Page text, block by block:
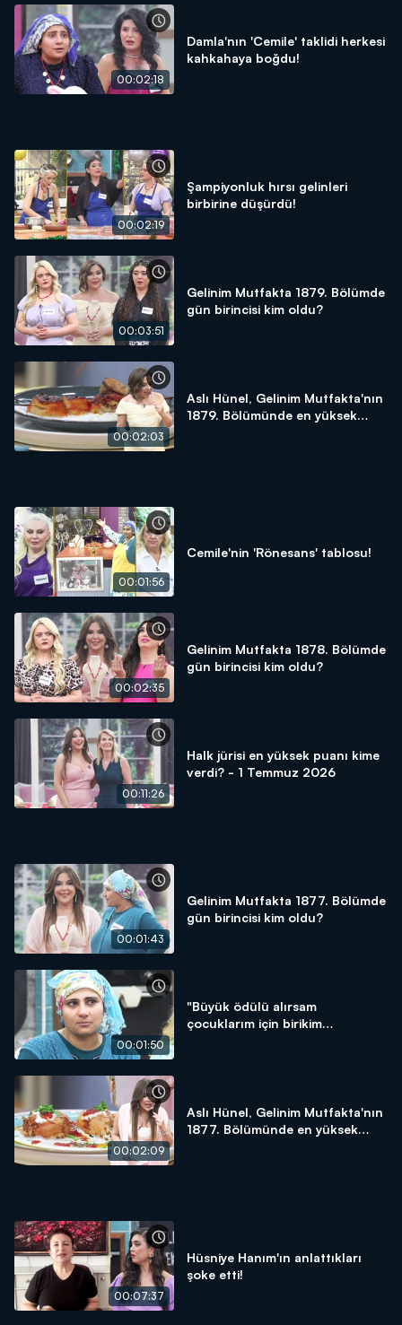
00:02:18
Damla'nın 'Cemile' taklidi herkesi
kahkahaya boğdu!
00:02:19
Şampiyonluk hırsı gelinleri
birbirine düşürdü!
00:03:51
Gelinim Mutfakta 1879. Bölümde
gün birincisi kim oldu?
00:02:03
Aslı Hünel, Gelinim Mutfakta'nın
1879. Bölümünde en yüksek
00:01:56
Cemile'nin 'Rönesans' tablosu!
00:02:35
Gelinim Mutfakta 1878. Bölümde
gün birincisi kim oldu?
00:11:26
Halk jürisi en yüksek puanı kime
verdi? - 1 Temmuz 2026
00:01:43
Gelinim Mutfakta 1877. Bölümde
gün birincisi kim oldu?
00:01:50
"Büyük ödülü alırsam
çocuklarım için birikim
00:02:09
Aslı Hünel, Gelinim Mutfakta'nın
1877. Bölümünde en yüksek
00:07:37
Hüsniye Hanım'ın anlattıkları
şoke etti!